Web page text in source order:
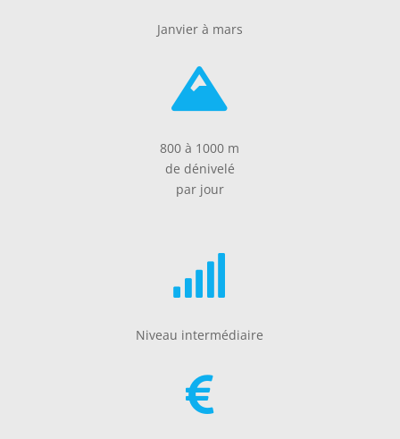
Janvier à mars

800 à 1000 m
de dénivelé
par jour

Niveau intermédiaire
